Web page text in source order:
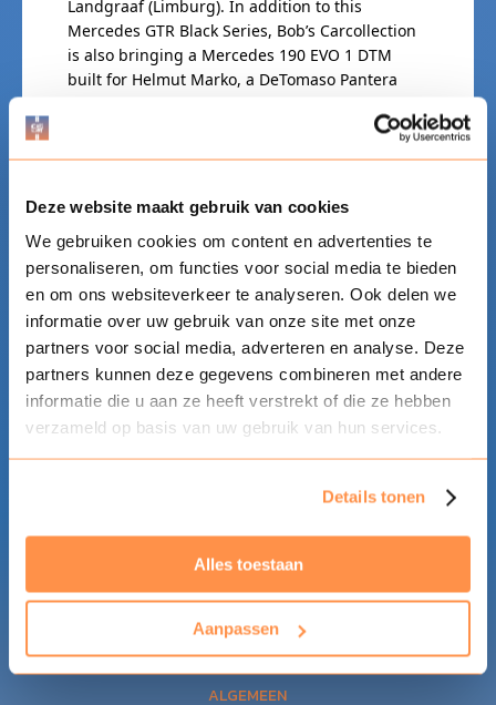
Deze website maakt gebruik van cookies
We gebruiken cookies om content en advertenties te
personaliseren, om functies voor social media te bieden
en om ons websiteverkeer te analyseren. Ook delen we
informatie over uw gebruik van onze site met onze
partners voor social media, adverteren en analyse. Deze
partners kunnen deze gegevens combineren met andere
informatie die u aan ze heeft verstrekt of die ze hebben
verzameld op basis van uw gebruik van hun services.
Details tonen
Alles toestaan
Aanpassen
Landgraaf (Limburg). In addition to this
Mercedes GTR Black Series, Bob’s Carcollection
is also bringing a Mercedes 190 EVO 1 DTM
built for Helmut Marko, a DeTomaso Pantera
transform on Sunday, September 27, into the
festival in the Netherlands, Cars ’n Joy! Come to
the ultimate automotive festival!
ALGEMEEN